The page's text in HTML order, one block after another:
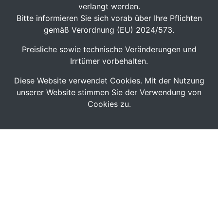
verlangt werden.
Bitte informieren Sie sich vorab über Ihre Pflichten
gemäß Verordnung (EU) 2024/573.
Preisliche sowie technische Veränderungen und
Irrtümer vorbehalten.
Diese Website verwendet Cookies. Mit der Nutzung
unserer Website stimmen Sie der Verwendung von
Cookies zu.